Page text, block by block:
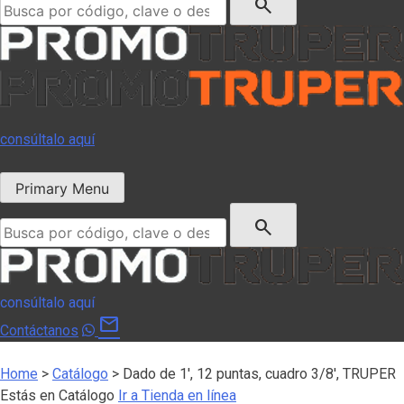
consúltalo aquí
Primary Menu
search
consúltalo aquí
Contáctanos
mail
Home > Catálogo > Dado de 1′, 12 puntas, cuadro 3/8′, TRUPER
Estás en Catálogo Ir a Tienda en línea